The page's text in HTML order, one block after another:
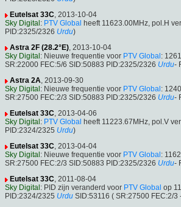
Eutelsat 33C, 2013-10-04
Sky Digital : PTV Global heeft 11623.00MHz, pol.H
PID:2325/2326 Urdu)
Astra 2F (28.2°E), 2013-10-04
Sky Digital : Nieuwe frequentie voor PTV Global :
SR:22000 FEC:5/6 SID:50883 PID:2325/2326 Urdu-
Astra 2A, 2013-09-30
Sky Digital : Nieuwe frequentie voor PTV Global :
SR:27500 FEC:2/3 SID:50883 PID:2325/2326 Urdu-
Eutelsat 33C, 2013-04-06
Sky Digital : PTV Global heeft 11223.67MHz, pol.V
PID:2324/2325 Urdu)
Eutelsat 33C, 2013-04-04
Sky Digital : Nieuwe frequentie voor PTV Global :
SR:27500 FEC:2/3 SID:50883 PID:2325/2326 Urdu-
Eutelsat 33C, 2011-08-04
Sky Digital : PID zijn veranderd voor PTV Global op
PID:2324/2325 Urdu SID:53116 ( SR:27500 FEC:2/3